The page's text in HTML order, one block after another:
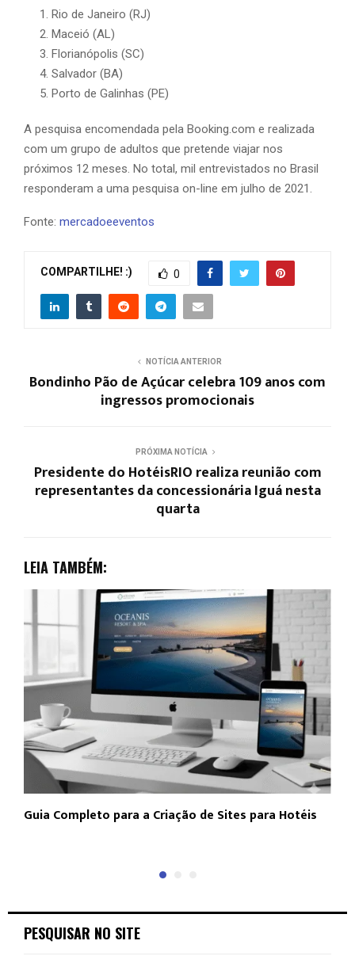
Rio de Janeiro (RJ)
Maceió (AL)
Florianópolis (SC)
Salvador (BA)
Porto de Galinhas (PE)
A pesquisa encomendada pela Booking.com e realizada
com um grupo de adultos que pretende viajar nos
próximos 12 meses. No total, mil entrevistados no Brasil
responderam a uma pesquisa on-line em julho de 2021.
Fonte: mercadoeeventos
COMPARTILHE! :) 0
NOTÍCIA ANTERIOR
Bondinho Pão de Açúcar celebra 109 anos com
ingressos promocionais
PRÓXIMA NOTÍCIA
Presidente do HotéisRIO realiza reunião com
representantes da concessionária Iguá nesta
quarta
LEIA TAMBÉM:
Guia Completo para a Criação de Sites para Hotéis
PESQUISAR NO SITE